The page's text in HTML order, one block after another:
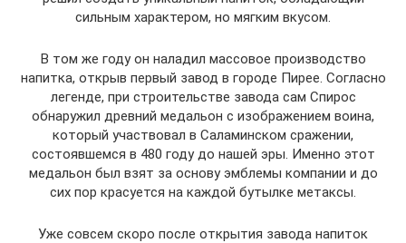
сильным характером, но мягким вкусом.
В том же году он наладил массовое производство
напитка, открыв первый завод в городе Пирее. Согласно
легенде, при строительстве завода сам Спирос
обнаружил древний медальон с изображением воина,
который участвовал в Саламинском сражении,
состоявшемся в 480 году до нашей эры. Именно этот
медальон был взят за основу эмблемы компании и до
сих пор красуется на каждой бутылке метаксы.
Уже совсем скоро после открытия завода напиток